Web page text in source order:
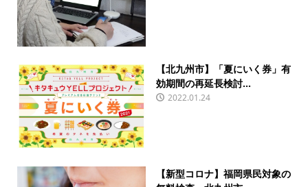
【北九州市】「夏にいく券」有
効期間の再延長検討...
2022.01.24
【新型コロナ】福岡県民対象の